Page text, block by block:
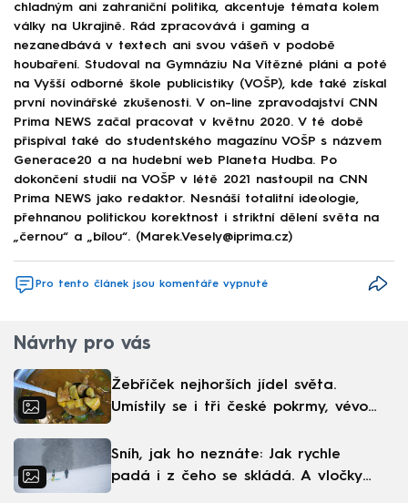
chladným ani zahraniční politika, akcentuje témata kolem
války na Ukrajině. Rád zpracovává i gaming a
nezanedbává v textech ani svou vášeň v podobě
houbaření. Studoval na Gymnáziu Na Vítězné pláni a poté
na Vyšší odborné škole publicistiky (VOŠP), kde také získal
první novinářské zkušenosti. V on-line zpravodajství CNN
Prima NEWS začal pracovat v květnu 2020. V té době
přispíval také do studentského magazínu VOŠP s názvem
Generace20 a na hudební web Planeta Hudba. Po
dokončení studií na VOŠP v létě 2021 nastoupil na CNN
Prima NEWS jako redaktor. Nesnáší totalitní ideologie,
přehnanou politickou korektnost i striktní dělení světa na
„černou“ a „bílou“. (Marek.Vesely@iprima.cz)
Pro tento článek jsou komentáře vypnuté
Návrhy pro vás
Žebříček nejhorších jídel světa.
Umístily se i tři české pokrmy, vévodí
Sníh, jak ho neznáte: Jak rychle
padá i z čeho se skládá. A vločky